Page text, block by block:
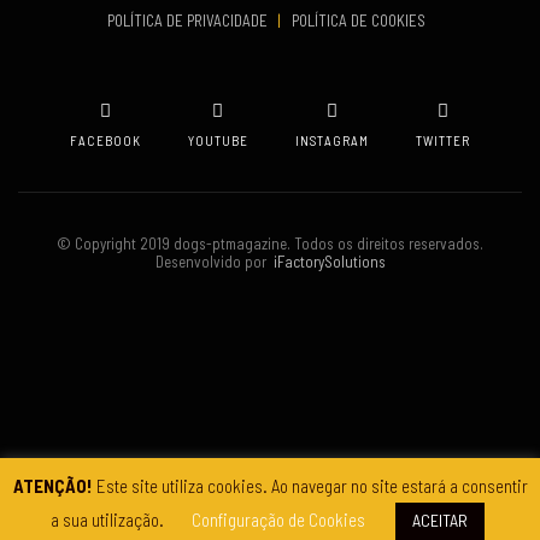
POLÍTICA DE PRIVACIDADE
| POLÍTICA DE COOKIES
FACEBOOK YOUTUBE INSTAGRAM TWITTER
© Copyright 2019 dogs-ptmagazine. Todos os direitos reservados.
Desenvolvido poriFactorySolutions
ATENÇÃO! Este site utiliza cookies. Ao navegar no site estará a consentir
a sua utilização.
Configuração de Cookies ACEITAR